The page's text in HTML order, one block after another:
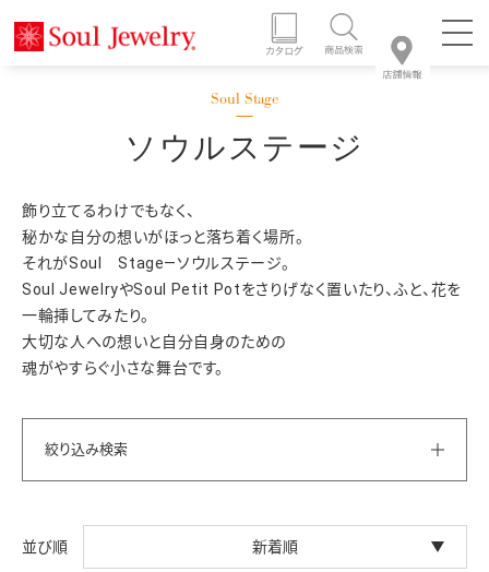
ソウルステージ
飾り立てるわけでもなく、
秘かな自分の想いがほっと落ち着く場所。
それがSoul Stage―ソウルステージ。
Soul JewelryやSoul Petit Potをさりげなく置いたり、ふと、花を
一輪挿してみたり。
大切な人への想いと自分自身のための
魂がやすらぐ小さな舞台です。
絞り込み検索
新着順